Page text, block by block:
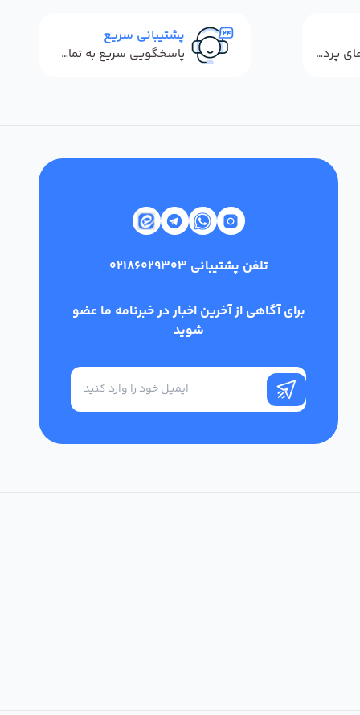
استفاده از روش‌های پرداخت امن
پشتیبانی سریع
پاسخگویی سریع به تماس‌ها و پیام‌ها
تلفن پشتیبانی 02186029303
برای آگاهی از آخرین اخبار در خبرنامه ما عضو
شوید